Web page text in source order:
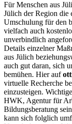
Für Menschen aus
Jülich der Region die
Umschulung für den
vielfach auch
unverbindlich
Details einzelner
aus Jülich
auch gut daran, sich
bemühen. Hier auf
virtuelle Recherche
einzusteigen.
HWK, Agentur für
Bildungsberatung
kann sich folglich